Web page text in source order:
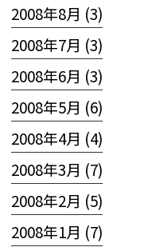
2008年8月 (3)
2008年7月 (3)
2008年6月 (3)
2008年5月 (6)
2008年4月 (4)
2008年3月 (7)
2008年2月 (5)
2008年1月 (7)